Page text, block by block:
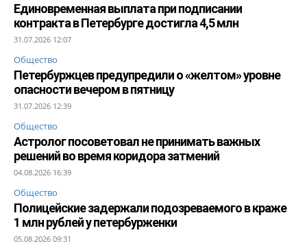
Единовременная выплата при подписании
контракта в Петербурге достигла 4,5 млн
31.07.2026 12:07
Общество
Петербуржцев предупредили о «желтом» уровне
опасности вечером в пятницу
31.07.2026 12:39
Общество
Астролог посоветовал не принимать важных
решений во время коридора затмений
04.08.2026 16:39
Общество
Полицейские задержали подозреваемого в краже
1 млн рублей у петербурженки
05.08.2026 09:31